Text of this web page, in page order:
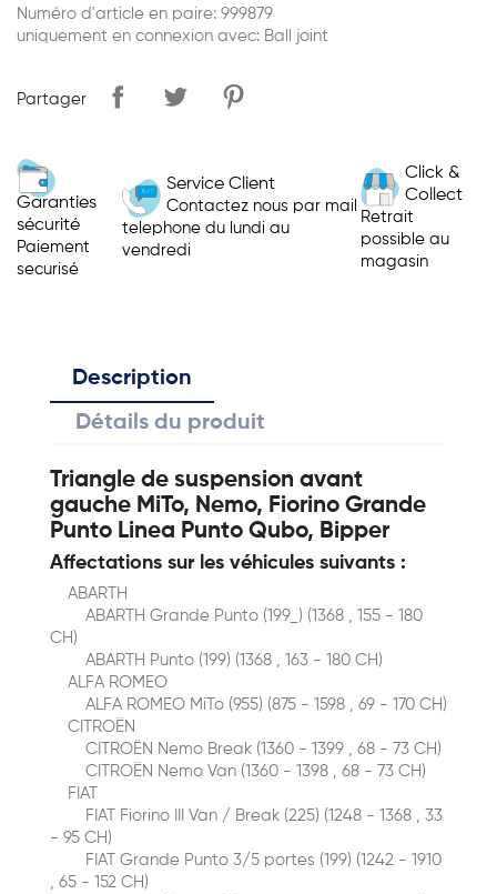
Numéro d'article en paire: 999879
uniquement en connexion avec: Ball joint
Partager
Garanties
sécurité
Paiement
securisé
Service Client
Contactez nous par mail
telephone du lundi au
vendredi
Click &
Collect
Retrait
possible au
magasin
Description
Détails du produit
Triangle de suspension avant
gauche MiTo, Nemo, Fiorino Grande
Punto Linea Punto Qubo, Bipper
Affectations sur les véhicules suivants :
ABARTH
ABARTH Grande Punto (199_) (1368 , 155 - 180
CH)
ABARTH Punto (199) (1368 , 163 - 180 CH)
ALFA ROMEO
ALFA ROMEO MiTo (955) (875 - 1598 , 69 - 170 CH)
CITROËN
CITROËN Nemo Break (1360 - 1399 , 68 - 73 CH)
CITROËN Nemo Van (1360 - 1398 , 68 - 73 CH)
FIAT
FIAT Fiorino III Van / Break (225) (1248 - 1368 , 33
- 95 CH)
FIAT Grande Punto 3/5 portes (199) (1242 - 1910
, 65 - 152 CH)